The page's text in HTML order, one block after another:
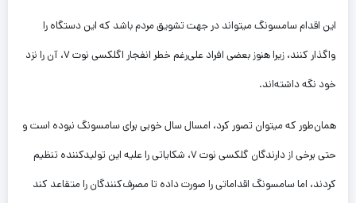
این اقدام سامسونگ میتواند در جهت تشویق مردم باشد که این دستگاه را
واگذار کنند، زیرا هنوز بعضی افراد علی‌رغم خطر انفجار اگلکسی نوت ۷، آن را نزد
خود نگه داشته‌اند.
همان‌طور که میتوان تصور کرد، امسال سال خوبی برای سامسونگ نبوده است و
حتی برخی از دارندگان گلکسی نوت ۷، شکایاتی را علیه این تولیدکننده تنظیم
کردند، اما سامسونگ اقداماتی را صورت داده تا مصرف‌کنندگان را متقاعد کند